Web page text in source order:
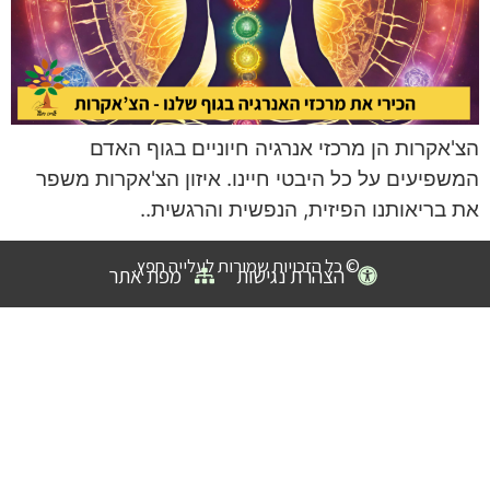
הצ'אקרות הן מרכזי אנרגיה חיוניים בגוף האדם
המשפיעים על כל היבטי חיינו. איזון הצ'אקרות משפר
את בריאותנו הפיזית, הנפשית והרגשית..
© כל הזכויות שמורות לעלייה חפץ.
הצהרת נגישות מפת אתר